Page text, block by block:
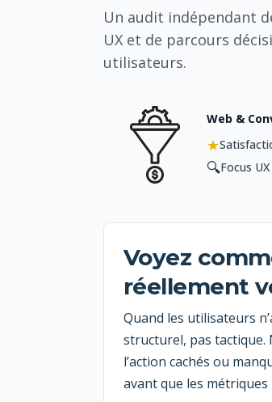
Un audit indépendant
UX et de parcours
utilisateurs.
Web &
★
🔍Focus
Voyez
réellement
Quand les utilisateurs
structurel, pas tactique.
l’action cachés ou
avant que les métriques